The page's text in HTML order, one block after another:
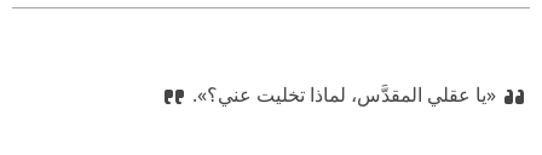
«یا عقلي المقدَّس، لماذا تخليت عني؟».